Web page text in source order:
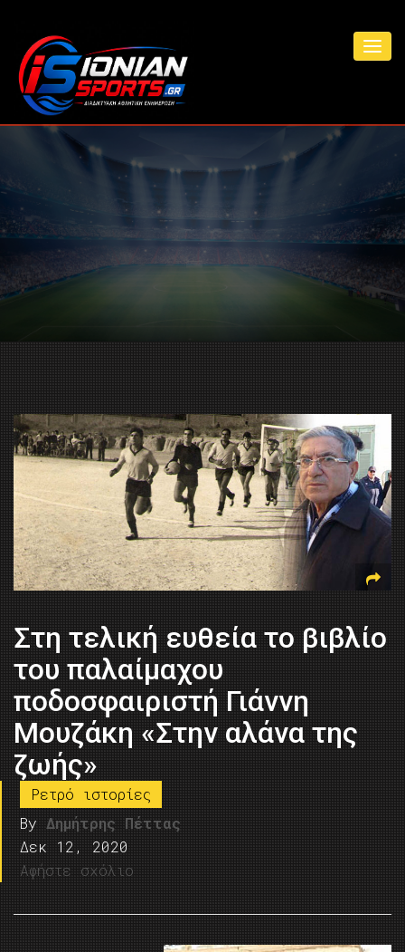
Στη τελική ευθεία το βιβλίο
του παλαίμαχου
ποδοσφαιριστή Γιάννη
Μουζάκη «Στην αλάνα της
ζωής»
Ρετρό ιστορίες
By Δημήτρης Πέττας
Δεκ 12, 2020
Αφήστε σχόλιο